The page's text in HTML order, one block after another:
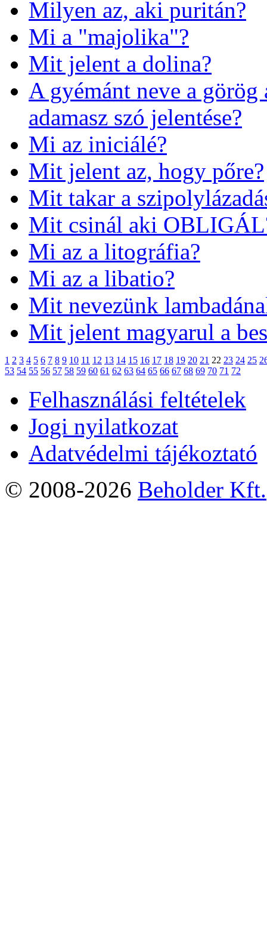
Milyen az, aki puritán?
Mi a "majolika"?
Mit jelent a dolina?
A gyémánt neve a
adamasz szó jelentése?
Mi az iniciálé?
Mit jelent az, hogy pőre?
Mit takar a
Mit csinál aki
Mi az a litográfia?
Mi az a libatio?
Mit nevezünk
Mit jelent magyarul a
1 2 3 4 5 6 7 8 9 10 11 12 13 14 15 16 17 18 19 20 21 22 23 24 25
53 54 55 56 57 58 59 60 61 62 63 64 65 66 67 68 69 70 71 72
Felhasználási feltételek
Jogi nyilatkozat
Adatvédelmi tájékoztató
© 2008-2026 Beholder Kft.